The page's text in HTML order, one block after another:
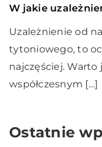
W jakie
Uzależnienie od
tytoniowego, to
najczęściej.
współczesnym […]
Ostatnie